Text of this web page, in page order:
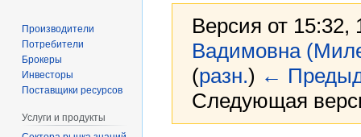
Версия от 15:32,
Вадимовна
(разн.) ←
Следующая
Производители
Потребители
Брокеры
Инвесторы
Поставщики ресурсов
Услуги и продукты